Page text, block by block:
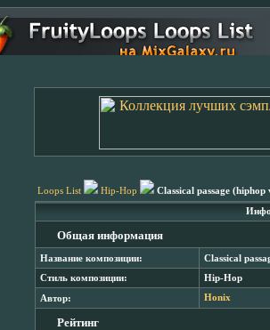
Loops List Hip-Hop Classical passage (hiphop
Общая информация
Название композиции: Classical
Стиль композиции: Hip-Hop
Автор: Honix
Рейтинг